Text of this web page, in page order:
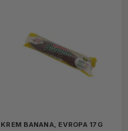
KREM BANANA, EVROPA 17G